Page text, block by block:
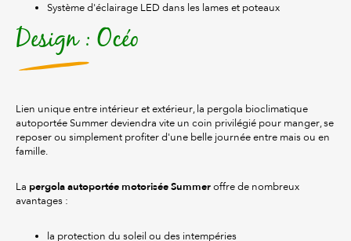
Système d'éclairage LED dans les lames et poteaux
Design : Océo
Lien unique entre intérieur et extérieur, la pergola bioclimatique
autoportée Summer deviendra vite un coin privilégié pour manger, se
reposer ou simplement profiter d'une belle journée entre mais ou en
famille.
La pergola autoportée motorisée Summer offre de nombreux
avantages :
la protection du soleil ou des intempéries